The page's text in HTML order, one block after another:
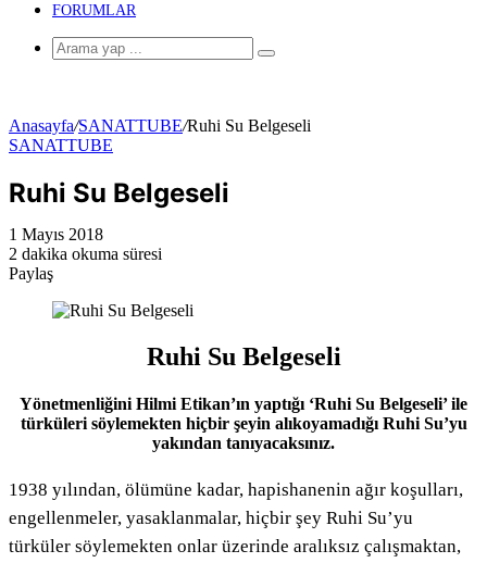
FORUMLAR
Arama
Anasayfa/SANATTUBE/Ruhi Su Belgeseli
SANATTUBE
Ruhi Su Belgeseli
1 Mayıs 2018
2 dakika okuma süresi
Paylaş
Ruhi Su Belgeseli
Yönetmenliğini Hilmi Etikan’ın yaptığı ‘Ruhi Su Belgeseli’ ile
türküleri söylemekten hiçbir şeyin alıkoyamadığı Ruhi Su’yu
yakından tanıyacaksınız.
1938 yılından, ölümüne kadar, hapishanenin ağır koşulları,
engellenmeler, yasaklanmalar, hiçbir şey Ruhi Su’yu
türküler söylemekten onlar üzerinde aralıksız çalışmaktan,